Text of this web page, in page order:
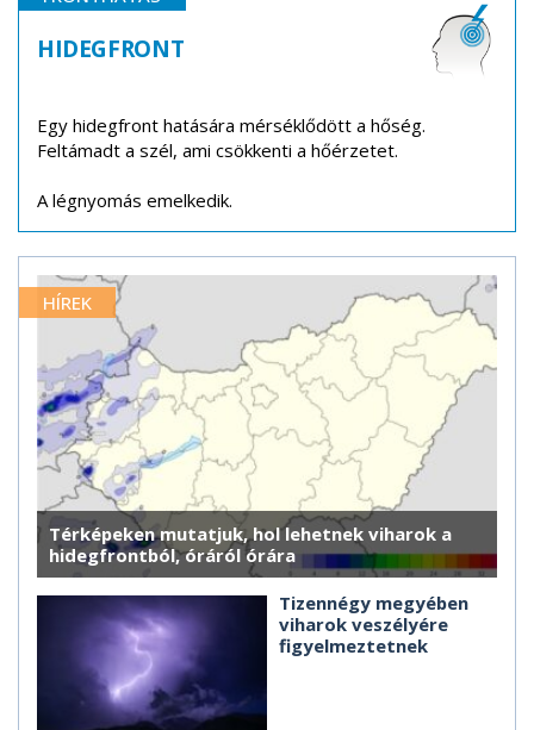
HIDEGFRONT
Egy hidegfront hatására mérséklődött a hőség.
Feltámadt a szél, ami csökkenti a hőérzetet.
A légnyomás emelkedik.
HÍREK
Térképeken mutatjuk, hol lehetnek viharok a
hidegfrontból, óráról órára
Tizennégy megyében
viharok veszélyére
figyelmeztetnek